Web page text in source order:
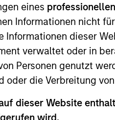
eines
Informationen nicht
Informationen dieser
verwaltet oder in
Personen genutzt
oder die Verbreitung
dieser Website
wird.
ist kein verlässlicher
auf Basis der
über die